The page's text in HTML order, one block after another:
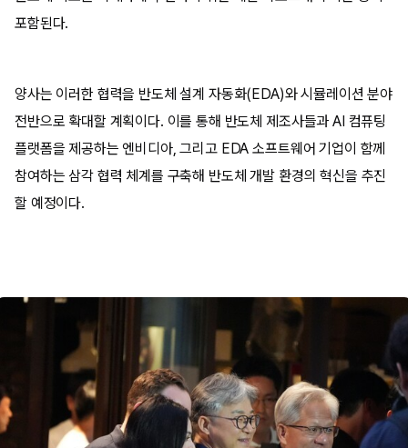
포함된다.
양사는 이러한 협력을 반도체 설계 자동화(EDA)와 시뮬레이션 분야
전반으로 확대할 계획이다. 이를 통해 반도체 제조사들과 AI 컴퓨팅
플랫폼을 제공하는 엔비디아, 그리고 EDA 소프트웨어 기업이 함께
참여하는 삼각 협력 체계를 구축해 반도체 개발 환경의 혁신을 추진
할 예정이다.